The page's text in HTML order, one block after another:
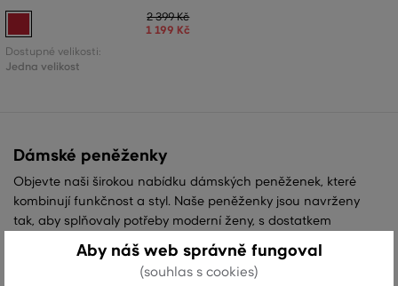
2 399 Kč
1 199 Kč
Dostupné velikosti:
Jedna velikost
Dámské peněženky
Objevte naši širokou nabídku dámských peněženek, které
kombinují funkčnost a styl. Naše peněženky jsou navrženy
tak, aby splňovaly potřeby moderní ženy, s dostatkem
prostoru pro karty, mince i hotovost. Nabízíme různorodé
designy a barvy, které doplní každý outfit a styl. Ať už
preferujete klasický kožený vzhled nebo moderní textilie, u nás
Aby náš web správně fungoval
(souhlas s cookies)